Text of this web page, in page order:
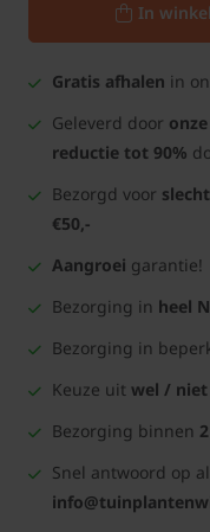
In
Gratis afhalen in
Geleverd door
reductie tot 90%
Bezorgd voor
€50,-
Aangroei garantie!
Bezorging in heel
Bezorging in
Keuze uit wel /
Bezorging binnen
Snel antwoord op